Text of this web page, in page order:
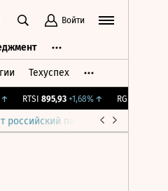
Войти
Техуспех
RTSI 895,93 +1,68%↑ RGBI
российский парламент